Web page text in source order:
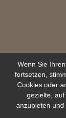
Wenn Sie
fortsetzen,
Cookies oder
gezielte,
anzubieten und